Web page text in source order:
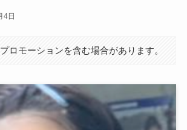
4日
ロモーションを含む場合があります。